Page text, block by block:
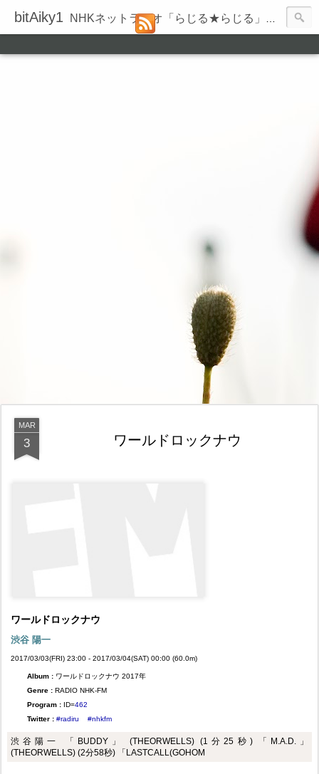
bitAiky1 NHKネットラジオ「らじる★らじる」の録音履歴
MAR
3 ワールドロックナウ
ワールドロックナウ
渋谷 陽一
2017/03/03(FRI) 23:00 - 2017/03/04(SAT) 00:00 (60.0m)
Album : ワールドロックナウ 2017年
Genre : RADIO NHK-FM
Program : ID=462
Twitter : #radiru #nhkfm
渋谷陽一 「BUDDY」 (THEORWELLS) (1分25秒) 「M.A.D.」
(THEORWELLS) (2分58秒) 「LASTCALL(GOHOM